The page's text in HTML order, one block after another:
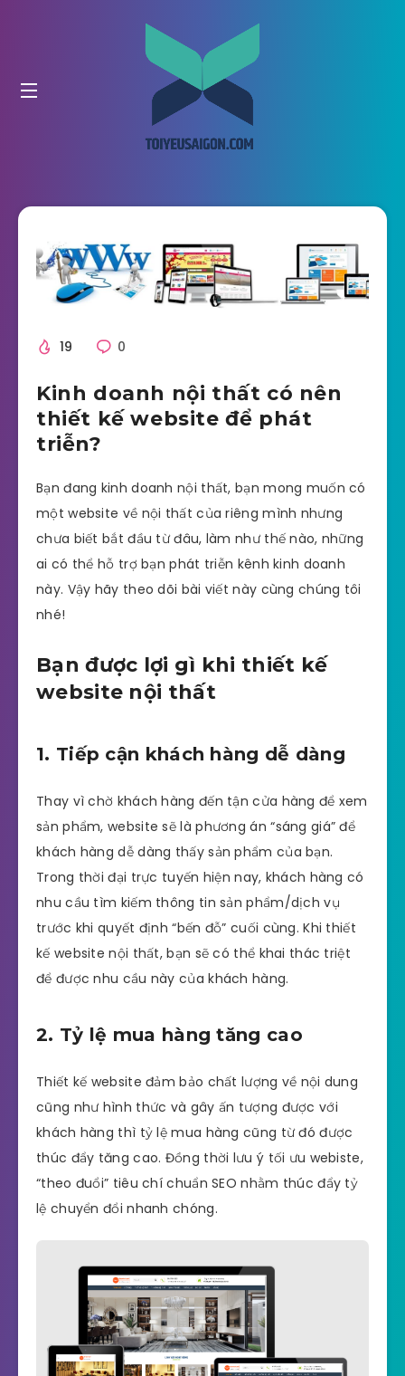
19 0
Kinh doanh nội thất có nên
thiết kế website để phát
triễn?
Bạn đang kinh doanh nội thất, bạn mong muốn có
một website về nội thất của riêng mình nhưng
chưa biết bắt đầu từ đâu, làm như thế nào, những
ai có thể hỗ trợ bạn phát triễn kênh kinh doanh
này. Vậy hãy theo dõi bài viết này cùng chúng tôi
nhé!
Bạn được lợi gì khi thiết kế
website nội thất
1. Tiếp cận khách hàng dễ dàng
Thay vì chờ khách hàng đến tận cửa hàng để xem
sản phẩm, website sẽ là phương án “sáng giá” để
khách hàng dễ dàng thấy sản phẩm của bạn.
Trong thời đại trực tuyến hiện nay, khách hàng có
nhu cầu tìm kiếm thông tin sản phẩm/dịch vụ
trước khi quyết định “bến đỗ” cuối cùng. Khi thiết
kế website nội thất, bạn sẽ có thể khai thác triệt
để được nhu cầu này của khách hàng.
2. Tỷ lệ mua hàng tăng cao
Thiết kế website đảm bảo chất lượng về nội dung
cũng như hình thức và gây ấn tượng được với
khách hàng thì tỷ lệ mua hàng cũng từ đó được
thúc đẩy tăng cao. Đồng thời lưu ý tối ưu webiste,
“theo đuổi” tiêu chí chuẩn SEO nhằm thúc đẩy tỷ
lệ chuyển đổi nhanh chóng.